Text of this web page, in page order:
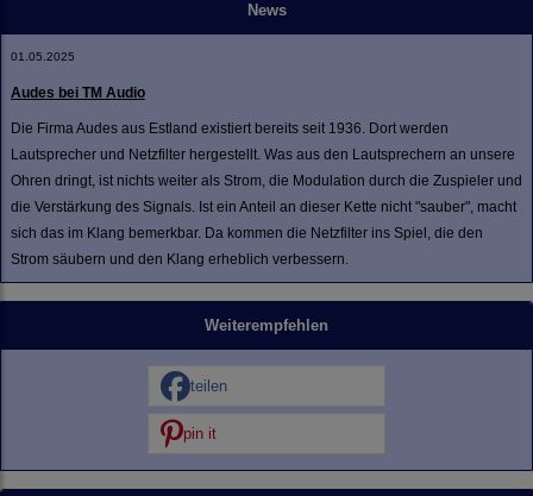
News
01.05.2025
Audes bei TM Audio
Die Firma Audes aus Estland existiert bereits seit 1936. Dort werden
Lautsprecher und Netzfilter hergestellt. Was aus den Lautsprechern an unsere
Ohren dringt, ist nichts weiter als Strom, die Modulation durch die Zuspieler und
die Verstärkung des Signals. Ist ein Anteil an dieser Kette nicht "sauber", macht
sich das im Klang bemerkbar. Da kommen die Netzfilter ins Spiel, die den
Strom säubern und den Klang erheblich verbessern.
Weiterempfehlen
teilen
pin it